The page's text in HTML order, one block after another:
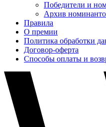
Победители и
Архив
Правила
О премии
Политика обработки
Договор-оферта
Способы оплаты и